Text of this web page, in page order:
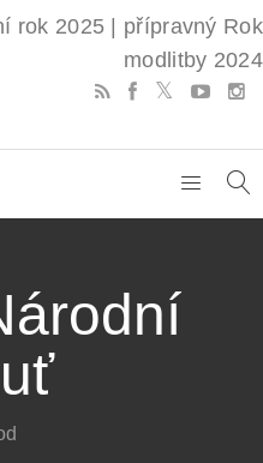
rok 2025 | přípravný Rok
modlitby 2024